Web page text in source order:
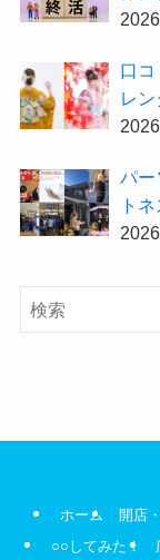
身辺
⼝
レ
ス」
パー
ト
大
ホーム 開店
○○してみた！